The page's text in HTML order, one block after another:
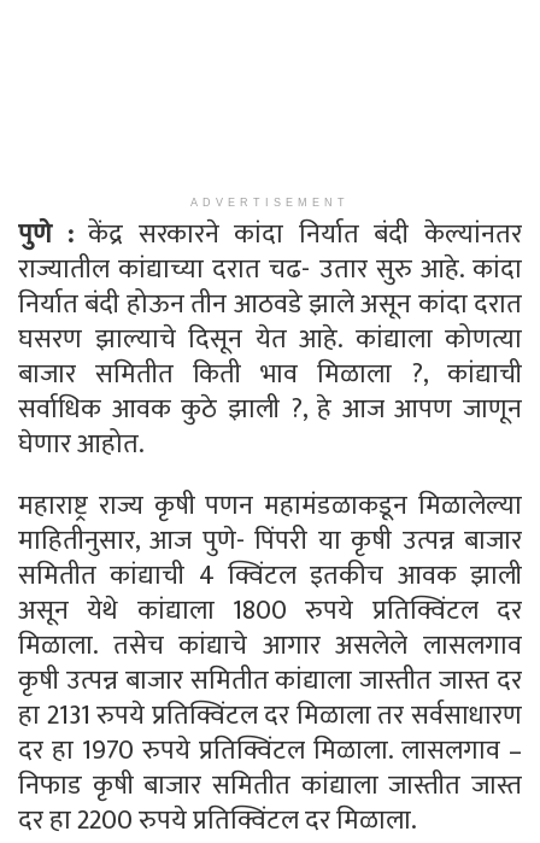
ADVERTISEMENT
पुणे :केंद्र सरकारने कांदा निर्यात बंदी केल्यांनतर
राज्यातील कांद्याच्या दरात चढ- उतार सुरु आहे. कांदा
निर्यात बंदी होऊन तीन आठवडे झाले असून कांदा दरात
घसरण झाल्याचे दिसून येत आहे. कांद्याला कोणत्या
बाजार समितीत किती भाव मिळाला ?, कांद्याची
सर्वाधिक आवक कुठे झाली ?, हे आज आपण जाणून
घेणार आहोत.
महाराष्ट्र राज्य कृषी पणन महामंडळाकडून मिळालेल्या
माहितीनुसार, आज पुणे- पिंपरी या कृषी उत्पन्न बाजार
समितीत कांद्याची 4 क्विंटल इतकीच आवक झाली
असून येथे कांद्याला 1800 रुपये प्रतिक्विंटल दर
मिळाला. तसेच कांद्याचे आगार असलेले लासलगाव
कृषी उत्पन्न बाजार समितीत कांद्याला जास्तीत जास्त दर
हा 2131 रुपये प्रतिक्विंटल दर मिळाला तर सर्वसाधारण
दर हा 1970 रुपये प्रतिक्विंटल मिळाला. लासलगाव –
निफाड कृषी बाजार समितीत कांद्याला जास्तीत जास्त
दर हा 2200 रुपये प्रतिक्विंटल दर मिळाला.